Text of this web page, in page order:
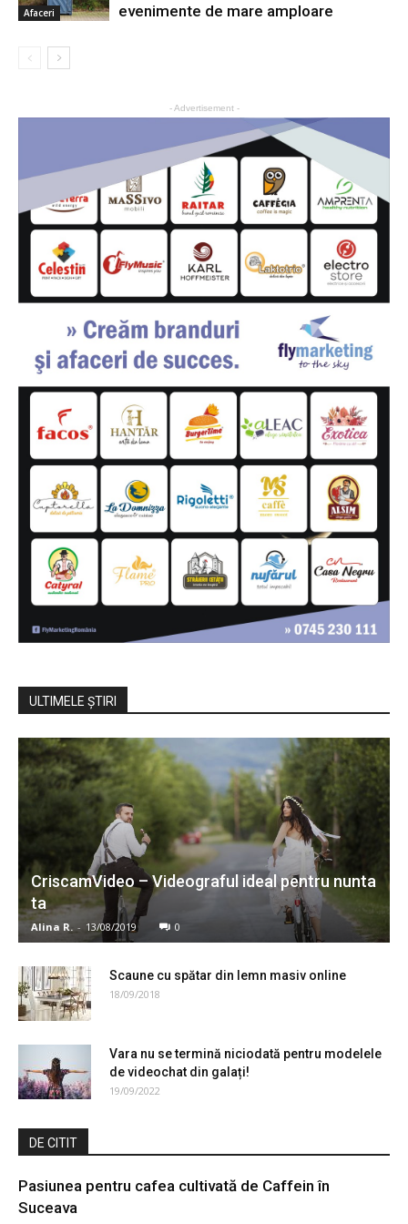
Afaceri evenimente de mare amploare
- Advertisement -
ULTIMELE ŞTIRI
CriscamVideo – Videograful ideal pentru nunta
ta
Alina R. - 13/08/2019 0
Scaune cu spătar din lemn masiv online
18/09/2018
Vara nu se termină niciodată pentru modelele
de videochat din galați!
19/09/2022
DE CITIT
Pasiunea pentru cafea cultivată de Caffein în
Suceava